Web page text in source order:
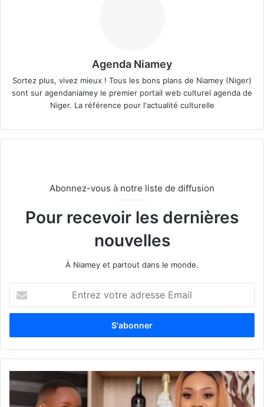
Agenda Niamey
Sortez plus, vivez mieux ! Tous les bons plans de Niamey (Niger)
sont sur agendaniamey le premier portail web culturel agenda de
Niger. La référence pour l'actualité culturelle
Abonnez-vous à notre liste de diffusion
Pour recevoir les dernières
nouvelles
À Niamey et partout dans le monde.
t
e
z
t